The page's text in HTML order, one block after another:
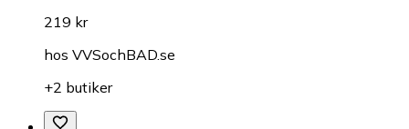
219 kr
hos VVSochBAD.se
+2 butiker